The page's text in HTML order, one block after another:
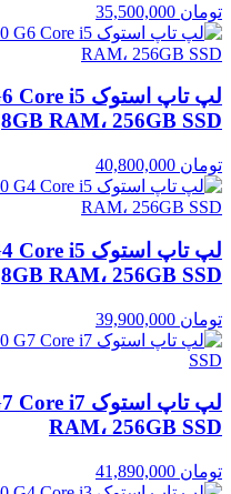
تومان
8GB RAM، 256GB SSD
تومان
8GB RAM، 256GB SSD
تومان
RAM، 256GB SSD
تومان